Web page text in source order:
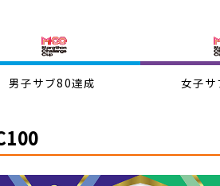
男子サブ80達成 女子